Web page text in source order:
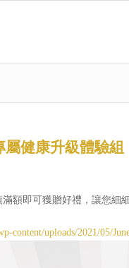
健康升級體驗組
額即可獲贈好禮，讓您細
content/uploads/2021/05/